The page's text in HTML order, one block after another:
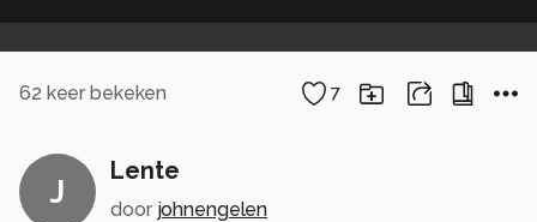
62 keer bekeken 7
J
Lente
door johnengelen